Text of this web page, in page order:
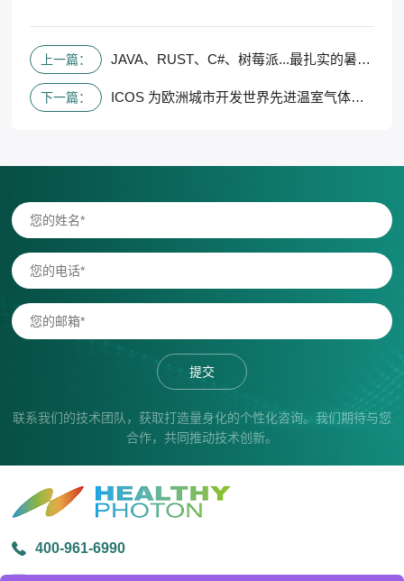
上一篇： JAVA、RUST、C#、树莓派...最扎实的暑期实习，欢迎你来挑战！
下一篇： ICOS 为欧洲城市开发世界先进温室气体测量概念
提交
联系我们的技术团队，获取打造量身化的个性化咨询。我们期待与您
合作，共同推动技术创新。
400-961-6990